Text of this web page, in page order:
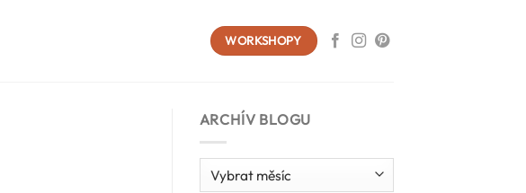
WORKSHOPY
ARCHÍV BLOGU
blogu